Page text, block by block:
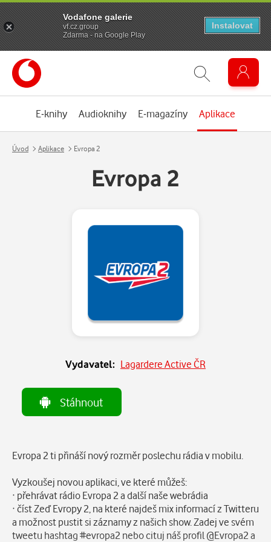
E-knihy Audioknihy E-magazíny Aplikace
Úvod Aplikace Evropa 2
Evropa 2
Vydavatel: Lagardere Active ČR
Stáhnout
Evropa 2 ti přináší nový rozměr poslechu rádia v mobilu.
Vyzkoušej novou aplikaci, ve které můžeš:
· přehrávat rádio Evropa 2 a další naše webrádia
· číst Zeď Evropy 2, na které najdeš mix informací z Twitteru
a možnost pustit si záznamy z našich show. Zadej ve svém
tweetu hashtag #evropa2 nebo cituj náš profil @Evropa2 a
Vodafone galerie
vf.cz.group
Zdarma - na Google Play
Instalovat